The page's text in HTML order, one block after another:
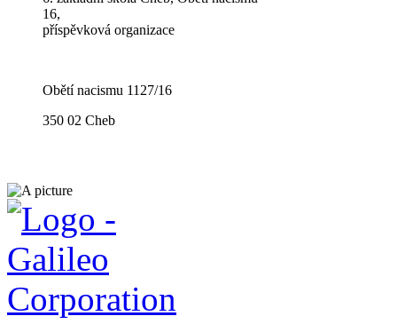
16,
příspěvková organizace
Obětí nacismu 1127/16
350 02 Cheb